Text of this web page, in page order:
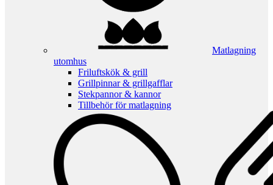
Matlagning
utomhus
Friluftskök & grill
Grillpinnar & grillgafflar
Stekpannor & kannor
Tillbehör för matlagning